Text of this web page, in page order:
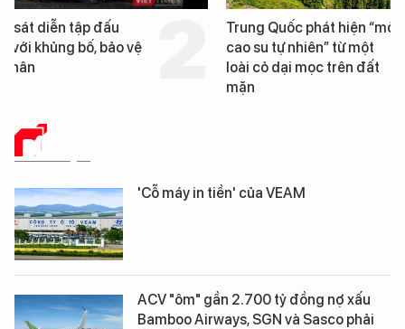
Trung Quốc phát hiện “mỏ
cao su tự nhiên” từ một
loài cỏ dại mọc trên đất
Loạt dự án bất động
Đà Nẵng sắp bị kiểm
DỮ LIỆU
'Cỗ máy in tiền' của VEAM
ACV "ôm" gần 2.700 tỷ đồng nợ xấu
Bamboo Airways, SGN và Sasco phải